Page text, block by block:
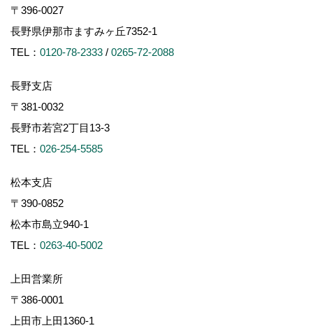
〒396-0027
長野県伊那市ますみヶ丘7352-1
TEL： 0120-78-2333 / 0265-72-2088
長野支店
〒381-0032
長野市若宮2丁目13-3
TEL： 026-254-5585
松本支店
〒390-0852
松本市島立940-1
TEL： 0263-40-5002
上田営業所
〒386-0001
上田市上田1360-1